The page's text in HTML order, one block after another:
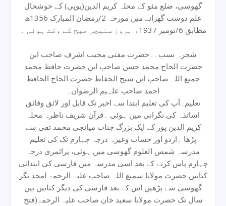
گھوسی، ضلع مئو کے محلہ کریم الدین(یوپی) کے خوشحال
علم دوست گھرانے میں مورخہ 2/رمضان المبارک 1356ھ
مطابق 6/نومبر 1937ء بروز سنیچر صبح کے وقت ہوئی ۔
شجرہ نسب۔۔حضرت مفتی مجیب اشرف صاحب ابن
حضرت الحاج محمد حسن صاحب ابن حضرت حافظ محمد
جمیع اللہ صاحب ابن شیخ الحفاظ حضرت الحاج الحافظ
احمد صاحب علہیم الرضوان۔
تعلیم۔آپ کی تعلیم ابتدا سے اخیر تک قابل اور لائق وفائق
اساتذہ کی نگرانی میں ہوئی ۔قرآن شریف ناظرہ محلہ
کریم الدین پور کے ایک بزرگ جناب میانجی محمد تقی سے
پڑھا ۔اردو اور حساب وغیرہ درجہ چہارم تک کی تعلیم
مدرسہ شمس العلوم گھوسی میں ہوئی، پرائمری درجہ
چہارم پاس کرنے کے بعد اسی مدرسہ میں فارسی کی ابتدائی
کتابیں حضرت مولانا سمیع اللہ صاحب علیہ الرحمۃ امجد نگر
گھوسی سے پڑھیں اس کے بعد فارسی کی دیگر کتابیں تین
سال تک حضرت مولانا سعید خان صاحب علیہ الرحمۃ(فتح